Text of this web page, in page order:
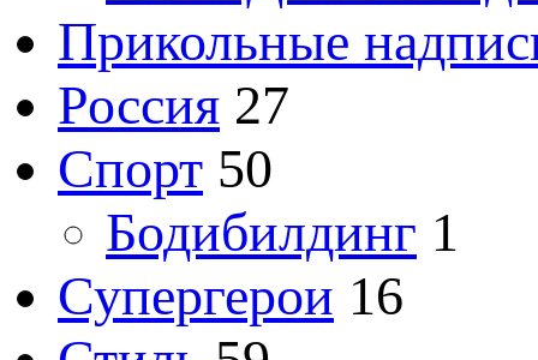
Прикольные
Россия 27
Спорт 50
Бодибилдинг 1
Супергерои 16